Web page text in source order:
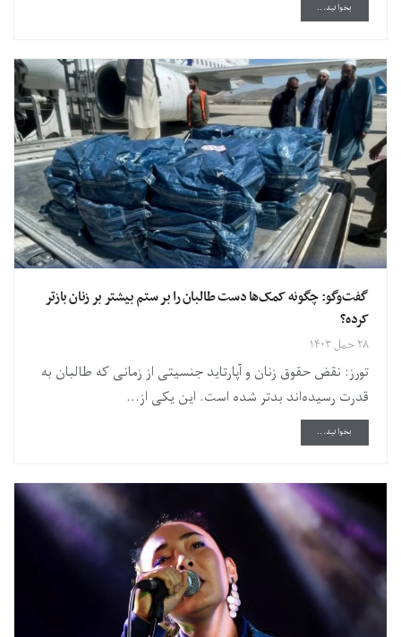
بخوانید...
گفت‌وگو: چگونه کمک‌ها دست طالبان را بر ستم بیشتر بر زنان بازتر
کرده؟
۲۸ حمل ۱۴۰۳
تورز: نقض حقوق زنان و آپارتاید جنسیتی از زمانی که طالبان به
قدرت رسیده‌اند بدتر شده است. این یکی از...
بخوانید...